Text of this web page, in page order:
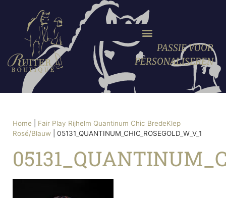
PASSIE VOOR
PERSONALISEREN
Home
Fair Play Rijhelm Quantinum Chic BredeKlep
Rosé/Blauw
05131_QUANTINUM_CHIC_ROSEGOLD_W_V_1